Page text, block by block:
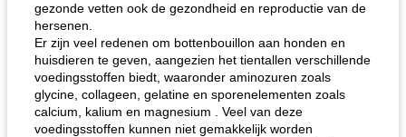
gezonde vetten ook de gezondheid en reproductie van de
hersenen.
Er zijn veel redenen om bottenbouillon aan honden en
huisdieren te geven, aangezien het tientallen verschillende
voedingsstoffen biedt, waaronder aminozuren zoals
glycine, collageen, gelatine en sporenelementen zoals
calcium, kalium en magnesium . Veel van deze
voedingsstoffen kunnen niet gemakkelijk worden